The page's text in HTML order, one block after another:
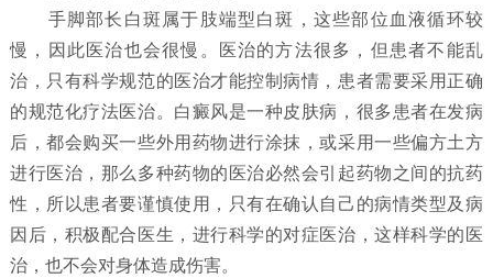
手脚部长白斑属于肢端型白斑，这些部位血液循环较
慢，因此医治也会很慢。医治的方法很多，但患者不能乱
治，只有科学规范的医治才能控制病情，患者需要采用正确
的规范化疗法医治。白癜风是一种皮肤病，很多患者在发病
后，都会购买一些外用药物进行涂抹，或采用一些偏方土方
进行医治，那么多种药物的医治必然会引起药物之间的抗药
性，所以患者要谨慎使用，只有在确认自己的病情类型及病
因后，积极配合医生，进行科学的对症医治，这样科学的医
治，也不会对身体造成伤害。